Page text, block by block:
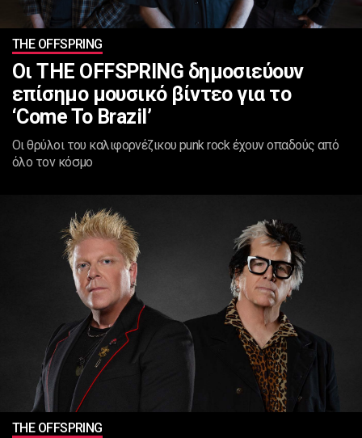
ΤHE OFFSPRING
Οι THE OFFSPRING δημοσιεύουν
επίσημο μουσικό βίντεο για το
‘Come To Brazil’
Οι θρύλοι του καλιφορνέζικου punk rock έχουν οπαδούς από
όλο τον κόσμο
ΤHE OFFSPRING